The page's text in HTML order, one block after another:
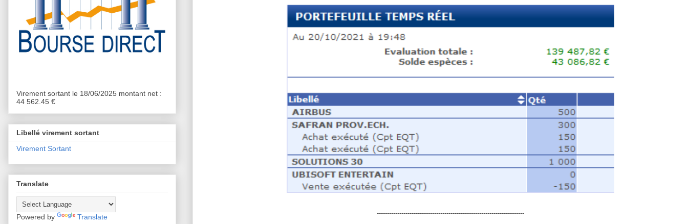
------------------------------------------------------------------------
Virement sortant le 18/06/2025 montant net :
44 562.45 €
Libellé virement sortant
Virement Sortant
Translate
Powered by Translate